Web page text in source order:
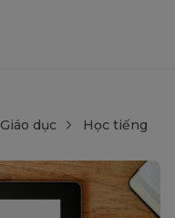
Giáo dục
Học tiếng